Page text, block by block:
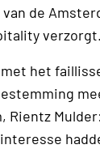
de
verzorgt.
het
Rientz